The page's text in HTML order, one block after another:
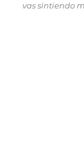
vas sintiendo